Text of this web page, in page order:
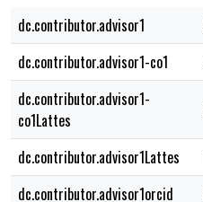
dc.contributor.advisor1
dc.contributor.advisor1-co1
dc.contributor.advisor1-
co1Lattes
dc.contributor.advisor1Lattes
dc.contributor.advisor1orcid